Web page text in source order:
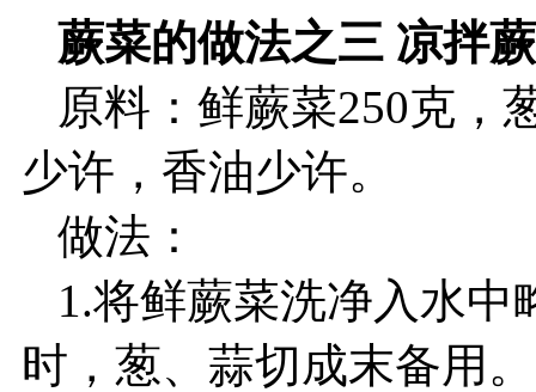
蕨菜的做法之三 凉拌
原料：鲜蕨菜250克，
少许，香油少许。
做法：
1.将鲜蕨菜洗净入水中
时，葱、蒜切成末备用。